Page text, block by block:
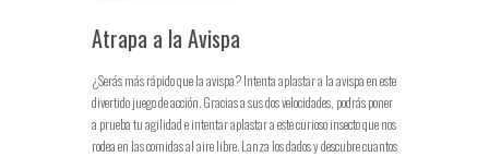
Atrapa a la Avispa
¿Serás más rápido que la avispa? Intenta aplastar a la avispa en este
divertido juego de acción. Gracias a sus dos velocidades, podrás poner
a prueba tu agilidad e intentar aplastar a este curioso insecto que nos
rodea en las comidas al aire libre. Lanza los dados y descubre cuantos